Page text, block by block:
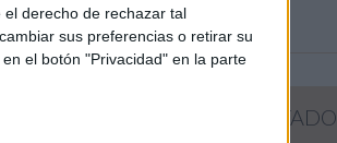
derecho de rechazar tal
sus preferencias o retirar su
el botón "Privacidad" en la parte
LO MÁS VISITADO